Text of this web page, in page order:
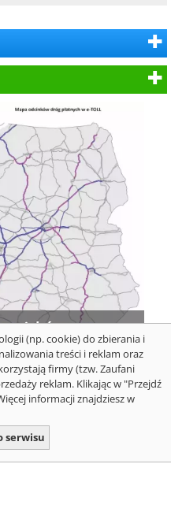
dróg
dla pojazdów
(np. cookie) do zbierania i
treści i reklam oraz
firmy (tzw. Zaufani
reklam. Klikając w "Przejdź
informacji znajdziesz w
serwisu